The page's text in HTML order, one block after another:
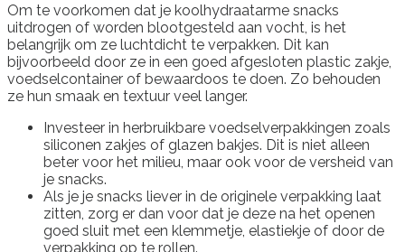
Om te voorkomen dat je koolhydraatarme snacks
uitdrogen of worden blootgesteld aan vocht, is het
belangrijk om ze luchtdicht te verpakken. Dit kan
bijvoorbeeld door ze in een goed afgesloten plastic zakje,
voedselcontainer of bewaardoos te doen. Zo behouden
ze hun smaak en textuur veel langer.
Investeer in herbruikbare voedselverpakkingen zoals
siliconen zakjes of glazen bakjes. Dit is niet alleen
beter voor het milieu, maar ook voor de versheid van
je snacks.
Als je je snacks liever in de originele verpakking laat
zitten, zorg er dan voor dat je deze na het openen
goed sluit met een klemmetje, elastiekje of door de
verpakking op te rollen.